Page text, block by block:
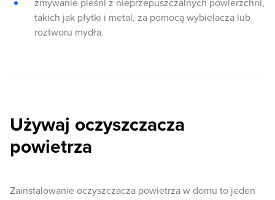
zmywanie pleśni z nieprzepuszczalnych powierzchni,
takich jak płytki i metal, za pomocą wybielacza lub
roztworu mydła.
Używaj oczyszczacza
powietrza
Zainstalowanie oczyszczacza powietrza w domu to jeden